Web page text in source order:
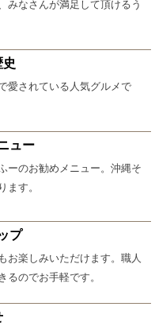
みなさんが満足して頂けるう
愛されている人気グルメで
ュー
ーのお勧めメニュー。沖縄そ
ます。
プ
お楽しみいただけます。職人
るのでお手軽です。